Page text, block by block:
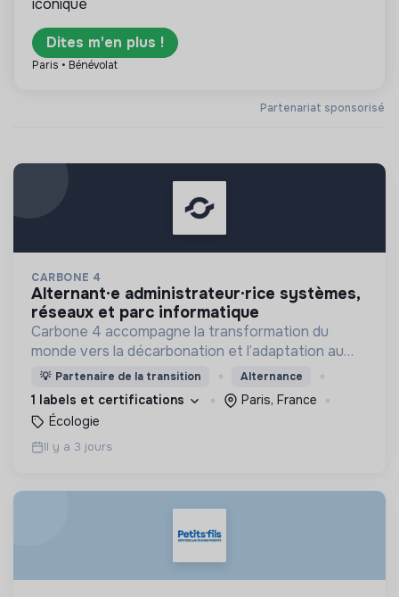
Partenariat sponsorisé
iconique
Dites m'en plus !
Paris • Bénévolat
CARBONE 4
alternant·e administrateur·rice systèmes,
réseaux et parc informatique
Carbone 4 accompagne la transformation du
monde vers la décarbonation et l’adaptation au
changement climatique.
💡 Partenaire de la transition Alternance
1 labels et certifications
Paris, France
Écologie
Il y a 3 jours